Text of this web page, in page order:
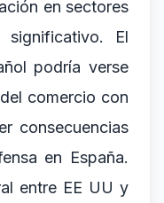
en sectores
El
podría verse
comercio con
consecuencias
en España.
entre EE UU y